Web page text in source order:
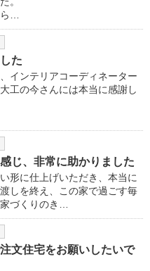
…
た
インテリアコーディネーター
工の今さんには本当に感謝し
じ、非常に助かりました
形に仕上げいただき、本当に
しを終え、この家で過ごす毎
づくりのき…
文住宅をお願いしたいで